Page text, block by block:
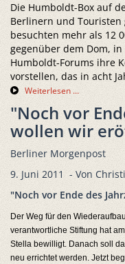
Die Humboldt-Box auf
Berlinern und Touristen
besuchten mehr als 12
gegenüber dem Dom,
Humboldt-Forums ihre
vorstellen, das in acht
Weiterlesen …
"Noch vor
wollen wir
Berliner Morgenpost
9. Juni 2011 - Von
"Noch vor Ende des
Der Weg für den
verantwortliche Stiftung hat
Stella bewilligt. Danach soll
neu errichtet werden. Jetzt